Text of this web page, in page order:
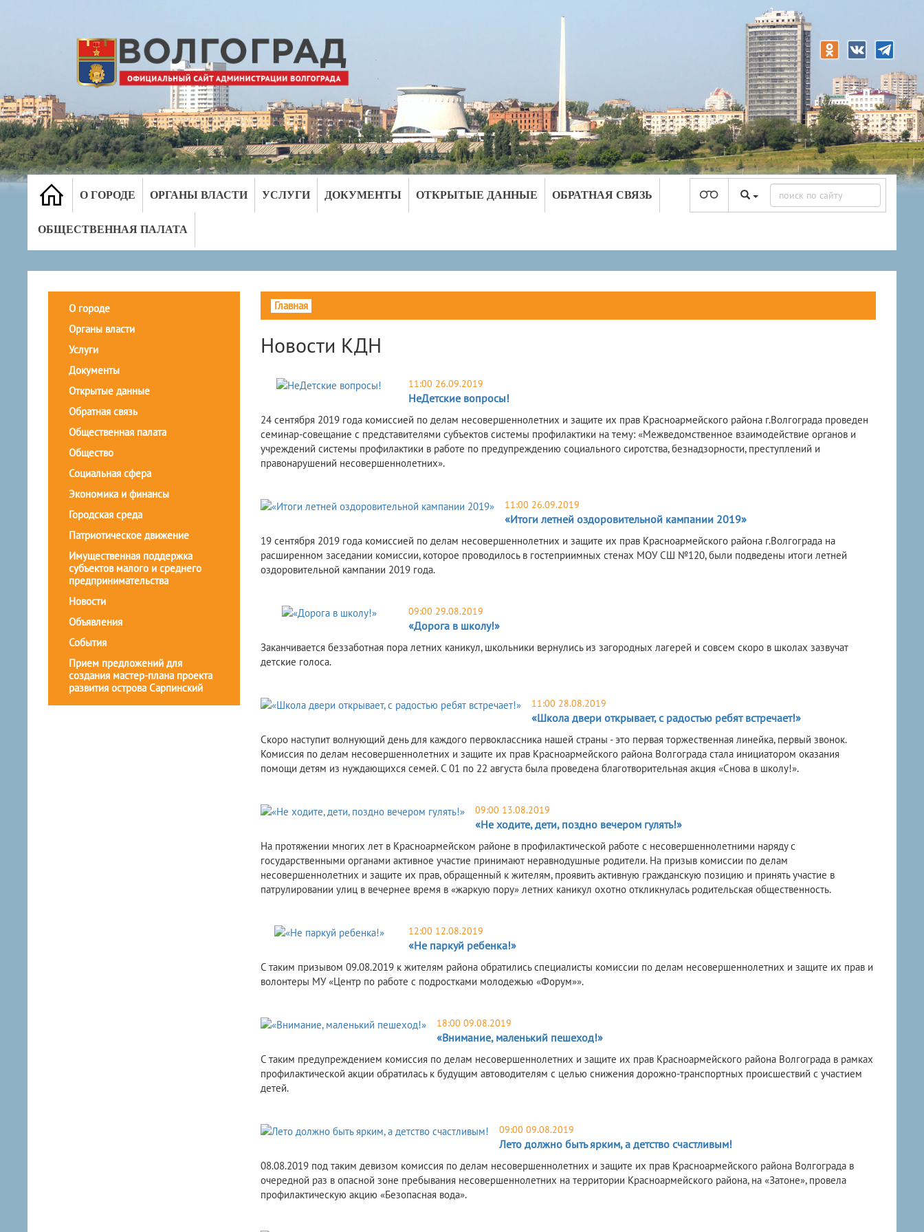
О ГОРОДЕ ОРГАНЫ ВЛАСТИ УСЛУГИ ДОКУМЕНТЫ ОТКРЫТЫЕ ДАННЫЕ ОБРАТНАЯ СВЯЗЬ
ОБЩЕСТВЕННАЯ ПАЛАТА
О городе
Органы власти
Услуги
Документы
Открытые данные
Обратная связь
Общественная палата
Общество
Социальная сфера
Экономика и финансы
Городская среда
Патриотическое движение
Имущественная поддержка
субъектов малого и среднего
предпринимательства
Новости
Объявления
События
Прием предложений для
создания мастер-плана проекта
развития острова Сарпинский
Главная
Новости КДН
11:00 26.09.2019
НеДетские вопросы!
24 сентября 2019 года комиссией по делам несовершеннолетних и защите их прав Красноармейского района г.Волгограда проведен
семинар-совещание с представителями субъектов системы профилактики на тему: «Межведомственное взаимодействие органов и
учреждений системы профилактики в работе по предупреждению социального сиротства, безнадзорности, преступлений и
правонарушений несовершеннолетних».
11:00 26.09.2019
«Итоги летней оздоровительной кампании 2019»
19 сентября 2019 года комиссией по делам несовершеннолетних и защите их прав Красноармейского района г.Волгограда на
расширенном заседании комиссии, которое проводилось в гостеприимных стенах МОУ СШ №120, были подведены итоги летней
оздоровительной кампании 2019 года.
09:00 29.08.2019
«Дорога в школу!»
Заканчивается беззаботная пора летних каникул, школьники вернулись из загородных лагерей и совсем скоро в школах зазвучат
детские голоса.
11:00 28.08.2019
«Школа двери открывает, с радостью ребят встречает!»
Скоро наступит волнующий день для каждого первоклассника нашей страны - это первая торжественная линейка, первый звонок.
Комиссия по делам несовершеннолетних и защите их прав Красноармейского района Волгограда стала инициатором оказания
помощи детям из нуждающихся семей. С 01 по 22 августа была проведена благотворительная акция «Снова в школу!».
09:00 13.08.2019
«Не ходите, дети, поздно вечером гулять!»
На протяжении многих лет в Красноармейском районе в профилактической работе с несовершеннолетними наряду с
государственными органами активное участие принимают неравнодушные родители. На призыв комиссии по делам
несовершеннолетних и защите их прав, обращенный к жителям, проявить активную гражданскую позицию и принять участие в
патрулировании улиц в вечернее время в «жаркую пору» летних каникул охотно откликнулась родительская общественность.
12:00 12.08.2019
«Не паркуй ребенка!»
С таким призывом 09.08.2019 к жителям района обратились специалисты комиссии по делам несовершеннолетних и защите их прав и
волонтеры МУ «Центр по работе с подростками молодежью «Форум»».
18:00 09.08.2019
«Внимание, маленький пешеход!»
С таким предупреждением комиссия по делам несовершеннолетних и защите их прав Красноармейского района Волгограда в рамках
профилактической акции обратилась к будущим автоводителям с целью снижения дорожно-транспортных происшествий с участием
детей.
09:00 09.08.2019
Лето должно быть ярким, а детство счастливым!
08.08.2019 под таким девизом комиссия по делам несовершеннолетних и защите их прав Красноармейского района Волгограда в
очередной раз в опасной зоне пребывания несовершеннолетних на территории Красноармейского района, на «Затоне», провела
профилактическую акцию «Безопасная вода».